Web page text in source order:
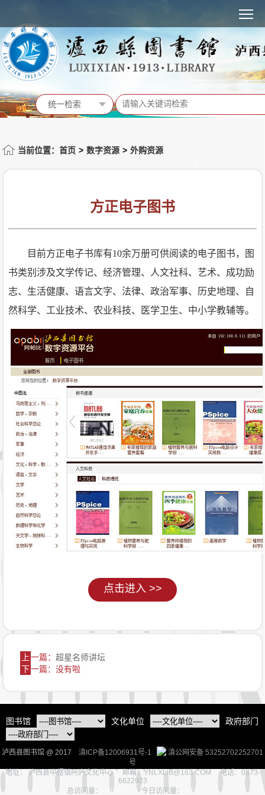
统一检索
馆藏书目
当前位置：首页 > 数字资源 > 外购资源
方正电子图书
目前方正电子书库有10余万册可供阅读的电子图书，图
书类别涉及文学传记、经济管理、人文社科、艺术、成功励
志、生活健康、语言文字、法律、政治军事、历史地理、自
然科学、工业技术、农业科技、医学卫生、中小学教辅等。
点击进入 >>
上 一篇：超星名师讲坛
下一篇：没有啦
图书馆 文化单位 政府部门
泸西县图书馆 @ 2017 滇ICP备12006931号-1
滇公网安备 53252702252701
号
地址： 泸西县中枢镇阿庐文化中心 邮箱：YNLXLIB@163.COM 电话：0873-
6622923
总访问量：
403402 今日访问量： 174